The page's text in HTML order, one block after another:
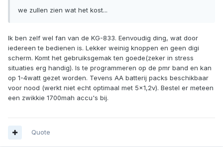
we zullen zien wat het kost...
Ik ben zelf wel fan van de KG-833. Eenvoudig ding, wat door
iedereen te bedienen is. Lekker weinig knoppen en geen digi
scherm. Komt het gebruiksgemak ten goede(zeker in stress
situaties erg handig). Is te programmeren op de pmr band en kan
op 1-4watt gezet worden. Tevens AA batterij packs beschikbaar
voor nood (werkt niet echt optimaal met 5x1,2v). Bestel er meteen
een zwikkie 1700mah accu's bij.
Quote